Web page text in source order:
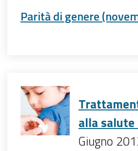
Parità di genere
alla
Giugno